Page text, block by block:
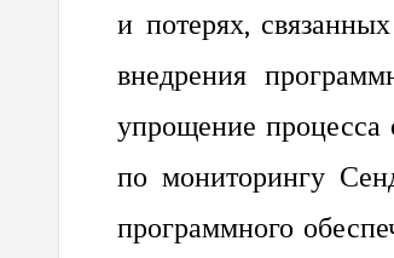
и потерях,
внедрения
упрощение
по мониторингу
программного